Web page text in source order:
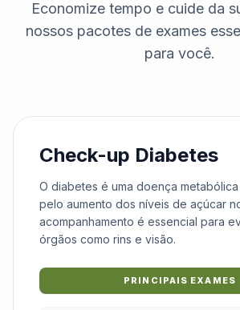
Economize tempo e cuide da
nossos pacotes de exames
para você.
Check-up Diabetes
O diabetes é uma doença
pelo aumento dos níveis de açúcar
acompanhamento é essencial para
órgãos como rins e visão.
PRINCIPAIS EXAMES